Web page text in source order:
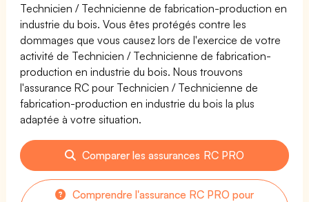
Technicien / Technicienne de fabrication-production en
industrie du bois. Vous êtes protégés contre les
dommages que vous causez lors de l'exercice de votre
activité de Technicien / Technicienne de fabrication-
production en industrie du bois. Nous trouvons
l'assurance RC pour Technicien / Technicienne de
fabrication-production en industrie du bois la plus
adaptée à votre situation.
Comparer les assurances RC PRO
Comprendre l'assurance RC PRO pour